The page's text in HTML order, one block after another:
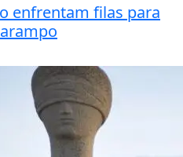
enfrentam filas para